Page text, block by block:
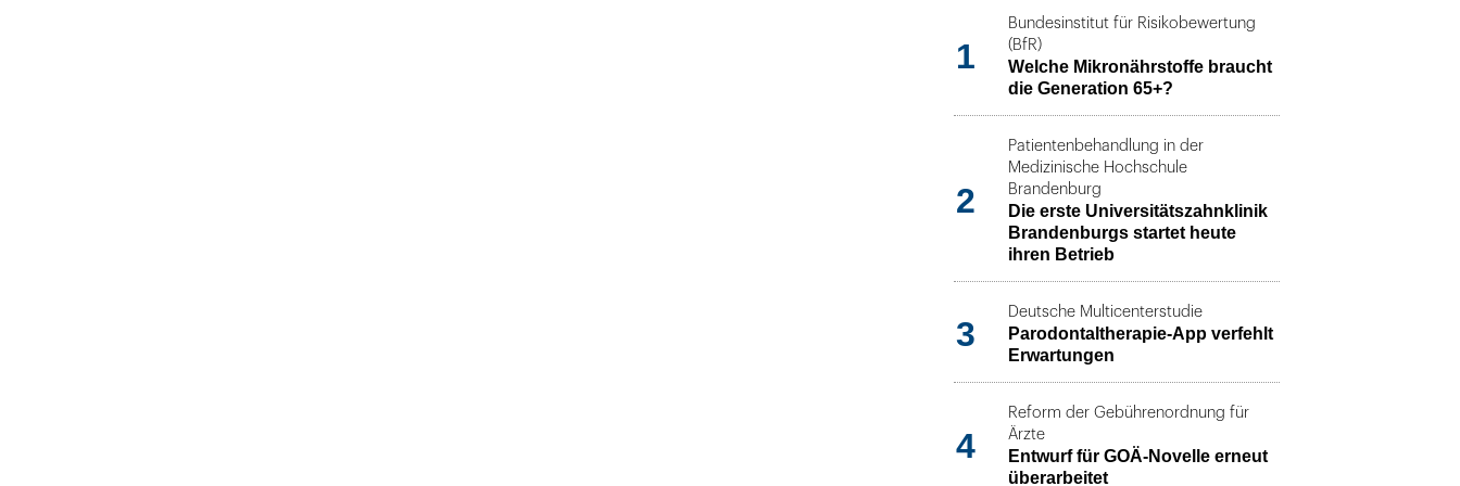
1
Bundesinstitut für Risikobewertung
(BfR)
Welche Mikronährstoffe braucht
die Generation 65+?
2
Patientenbehandlung in der
Medizinische Hochschule
Brandenburg
Die erste Universitätszahnklinik
Brandenburgs startet heute
ihren Betrieb
3
Deutsche Multicenterstudie
Parodontaltherapie-App verfehlt
Erwartungen
4
Reform der Gebührenordnung für
Ärzte
Entwurf für GOÄ-Novelle erneut
überarbeitet